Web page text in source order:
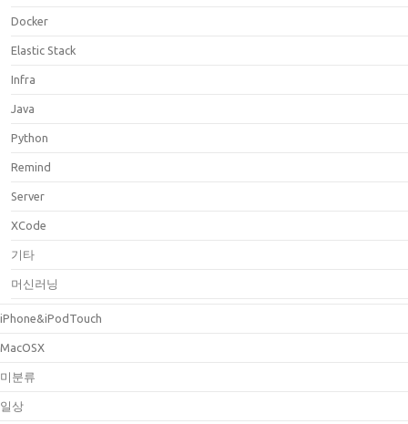
Docker
Elastic Stack
Infra
Java
Python
Remind
Server
XCode
기타
머신러닝
iPhone&iPodTouch
MacOSX
미분류
일상